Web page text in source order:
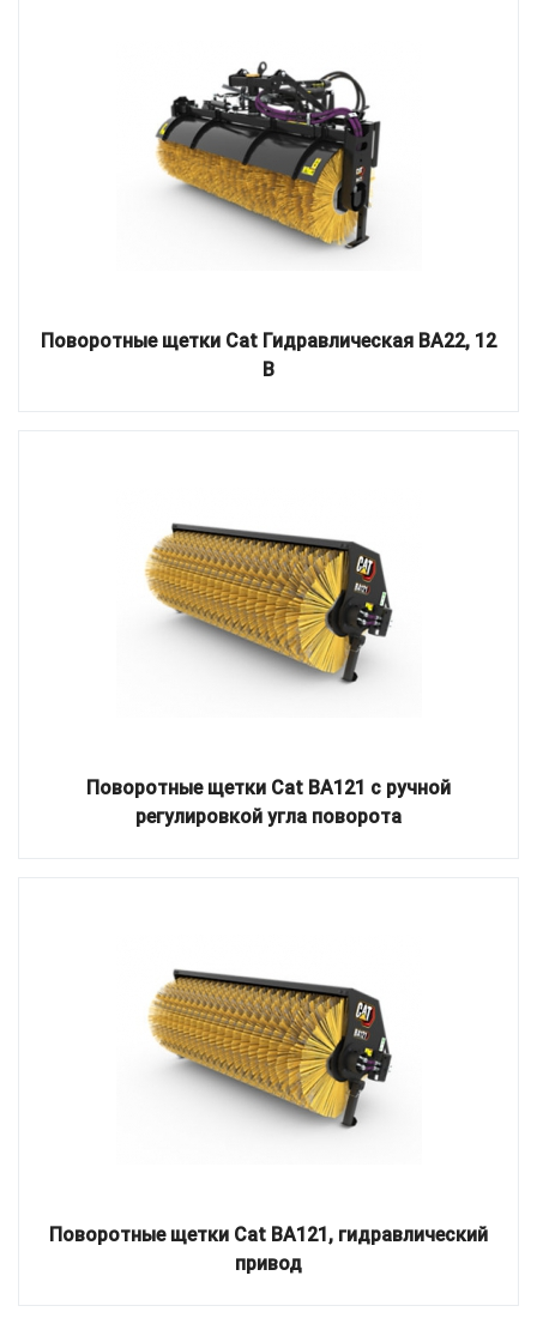
Поворотные щетки Cat Гидравлическая BA22, 12
В
Поворотные щетки Cat BA121 с ручной
регулировкой угла поворота
Поворотные щетки Cat BA121, гидравлический
привод